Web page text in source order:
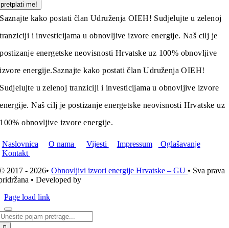
pretplati me!
Saznajte kako postati član Udruženja OIEH! Sudjelujte u zelenoj
tranziciji i investicijama u obnovljive izvore energije. Naš cilj je
postizanje energetske neovisnosti Hrvatske uz 100% obnovljive
izvore energije.Saznajte kako postati član Udruženja OIEH!
Sudjelujte u zelenoj tranziciji i investicijama u obnovljive izvore
energije. Naš cilj je postizanje energetske neovisnosti Hrvatske uz
100% obnovljive izvore energije.
Naslovnica O nama Vijesti Impressum
Oglašavanje
Kontakt
2017 - 2026•Obnovljivi izvori energije Hrvatske – GU • Sva prava
• Developed by
Page load link